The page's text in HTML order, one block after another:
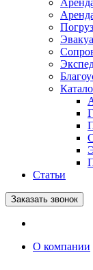
Статьи
Заказать звонок
О компании